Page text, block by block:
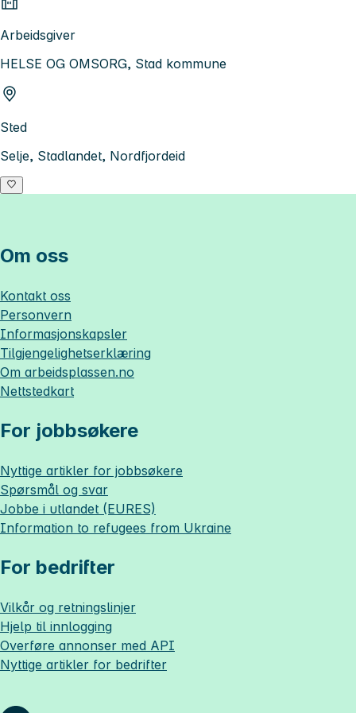
Arbeidsgiver
HELSE OG OMSORG, Stad kommune
Sted
Selje, Stadlandet, Nordfjordeid
Om oss
Kontakt oss
Personvern
Informasjonskapsler
Tilgjengelighetserklæring
Om arbeidsplassen.no
Nettstedkart
For jobbsøkere
Nyttige artikler for jobbsøkere
Spørsmål og svar
Jobbe i utlandet (EURES)
Information to refugees from Ukraine
For bedrifter
Vilkår og retningslinjer
Hjelp til innlogging
Overføre annonser med API
Nyttige artikler for bedrifter